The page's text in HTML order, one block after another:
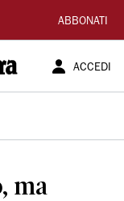
ABBONATI
ACCEDI
ma